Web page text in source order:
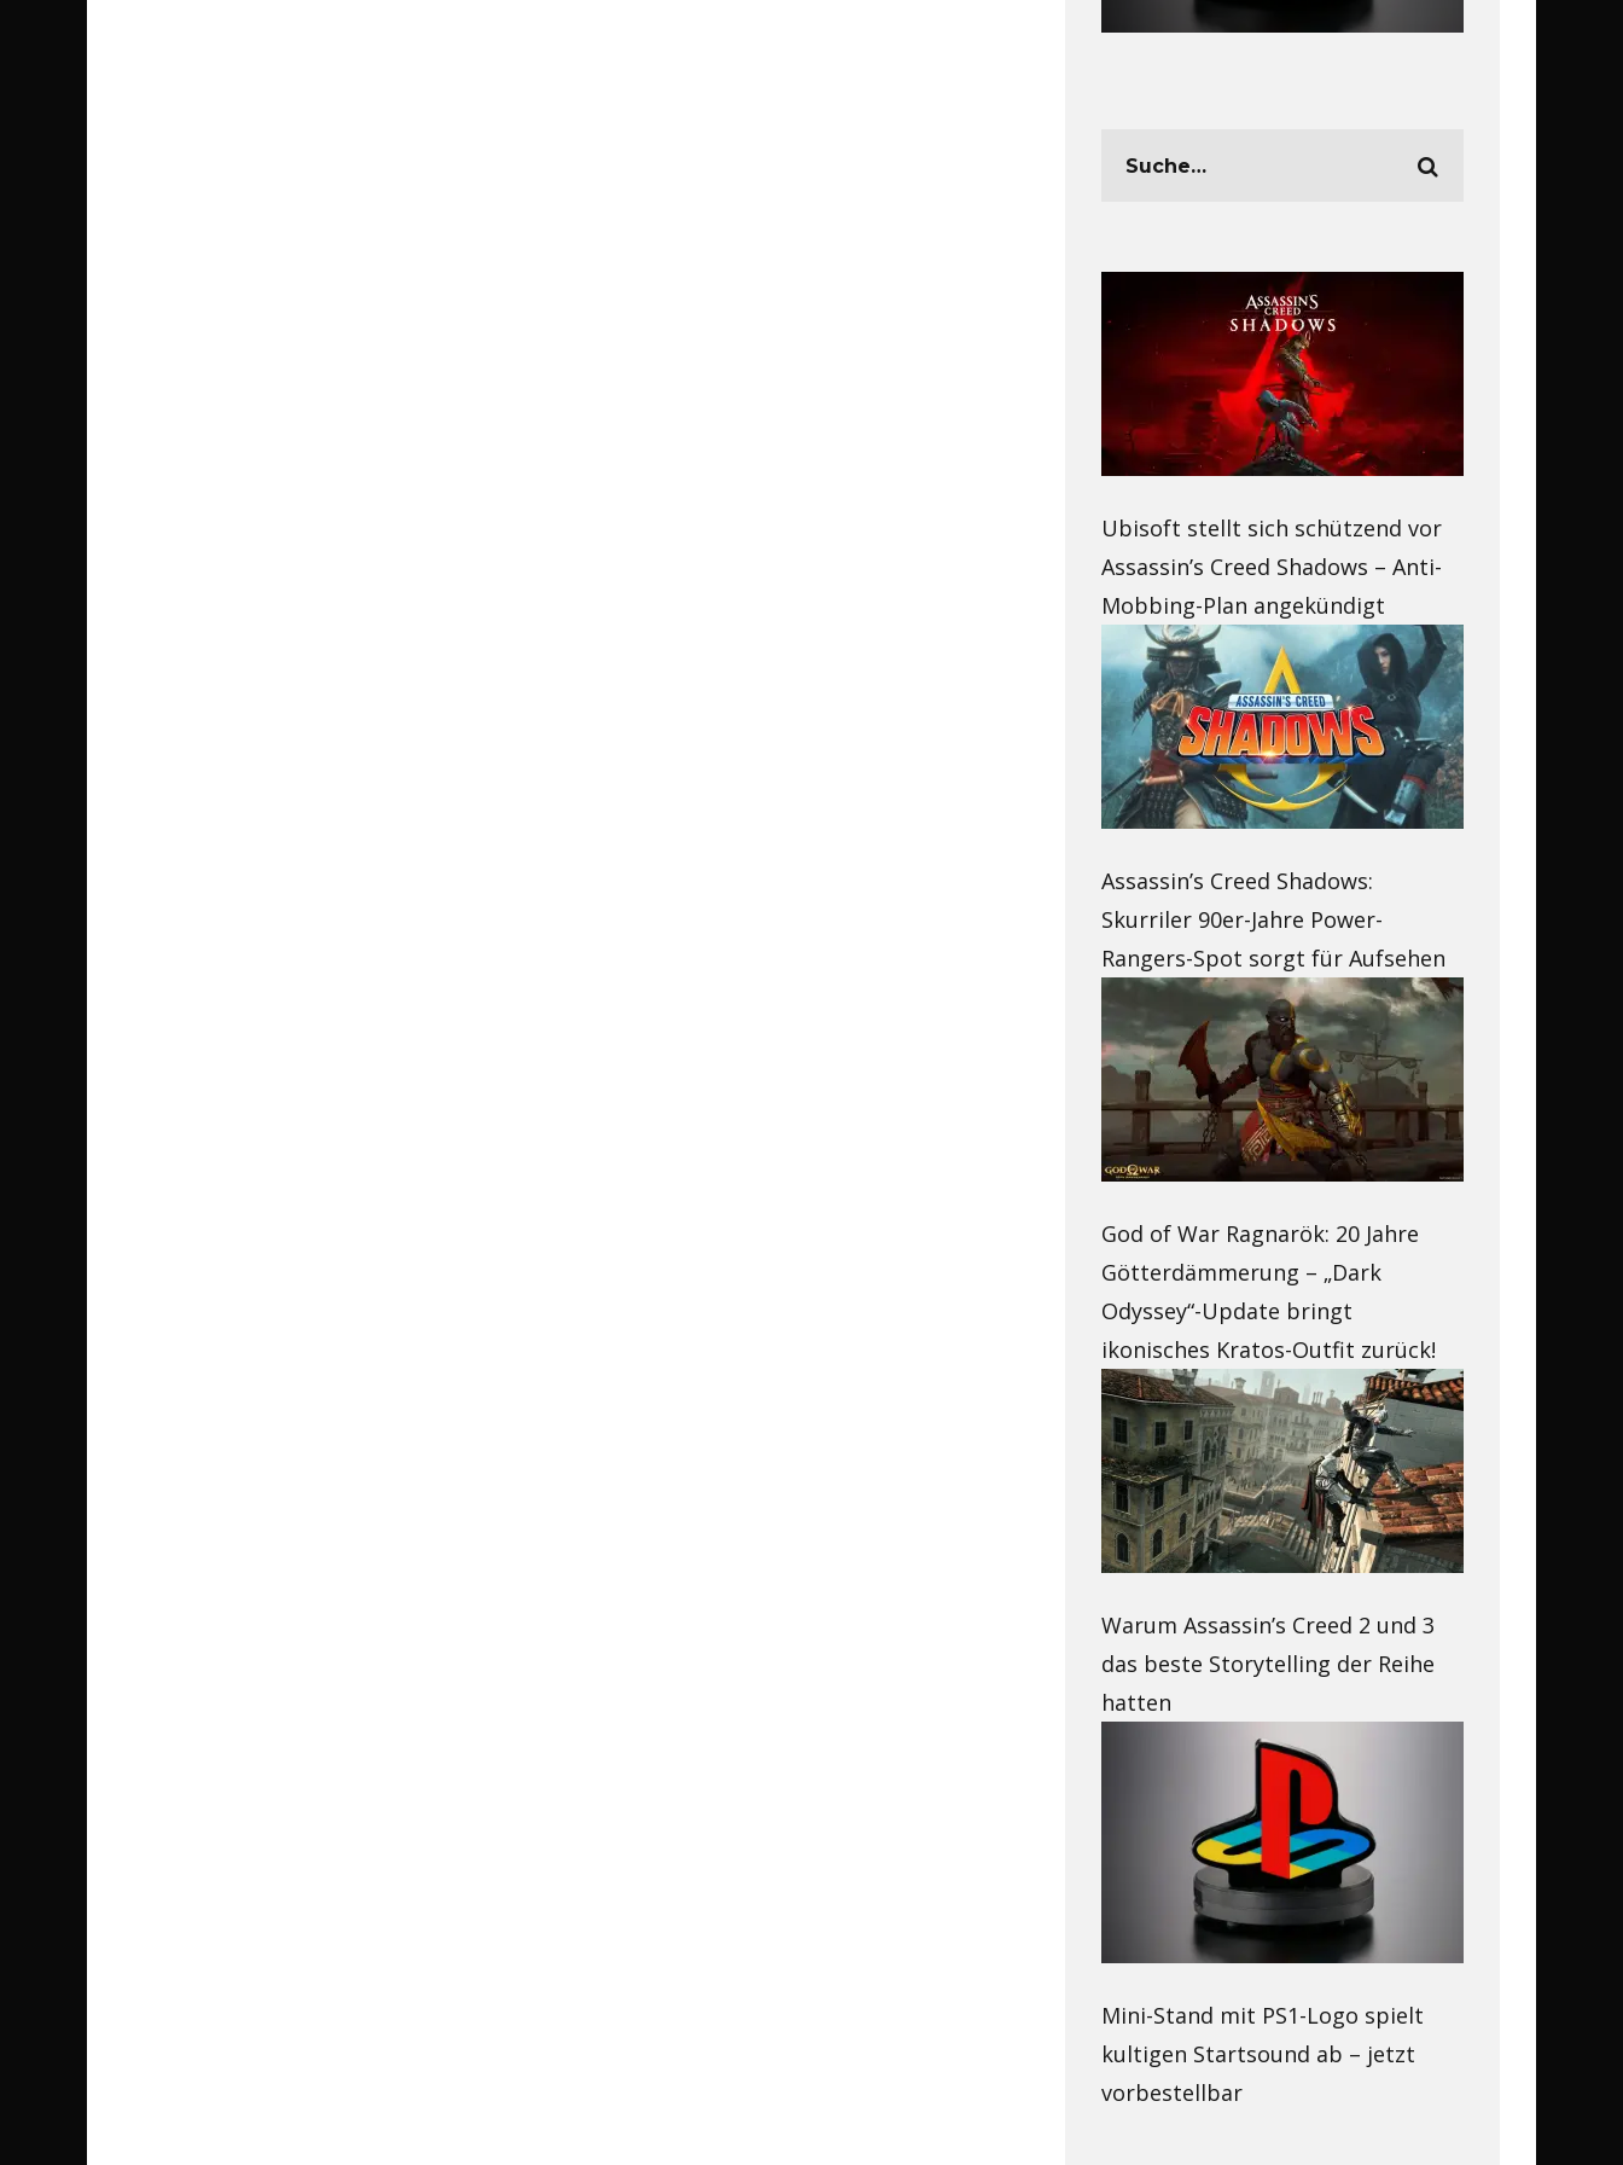
Ubisoft stellt sich schützend vor
Assassin’s Creed Shadows – Anti-
Mobbing-Plan angekündigt
Assassin’s Creed Shadows:
Skurriler 90er-Jahre Power-
Rangers-Spot sorgt für Aufsehen
God of War Ragnarök: 20 Jahre
Götterdämmerung – „Dark
Odyssey“-Update bringt
ikonisches Kratos-Outfit zurück!
Warum Assassin’s Creed 2 und 3
das beste Storytelling der Reihe
hatten
Mini-Stand mit PS1-Logo spielt
kultigen Startsound ab – jetzt
vorbestellbar